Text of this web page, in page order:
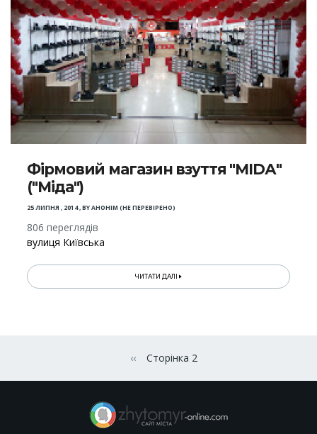
Фірмовий магазин взуття "МІDА"
("Міда")
25 ЛИПНЯ , 2014,BYАНОНІМ (НЕ ПЕРЕВІРЕНО)
806 переглядів
вулиця Київська
ЧИТАТИ ДАЛІ
Попередня сторінка
‹‹ Сторінка 2